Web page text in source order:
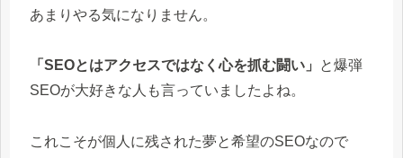
あまりやる気になりません。
「SEOとはアクセスではなく心を抓む闘い」
と爆弾
SEOが大好きな人も言っていましたよね。
これこそが個人に残された夢と希望のSEOなので